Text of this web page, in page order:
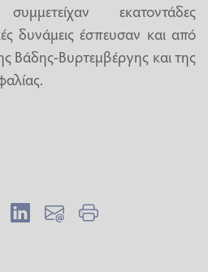
εκατοντάδες
δυνάμεις έσπευσαν και από
Βάδης-Βυρτεμβέργης και της